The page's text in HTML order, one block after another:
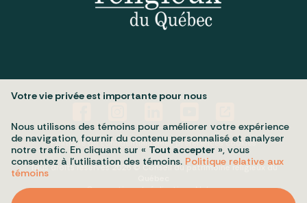
Politique de confidentialitéMes préférences cookies
Tous droits réservés 2026 © Conseil du patrimoine religieux du
Conception et réalisation :Nubee
Votre vie privée est importante pour nous
Nous utilisons des témoins pour améliorer votre expérience
de navigation, fournir du contenu personnalisé et analyser
notre trafic. En cliquant sur « Tout accepter », vous
consentez à l’utilisation des témoins. Politique relative aux
témoins